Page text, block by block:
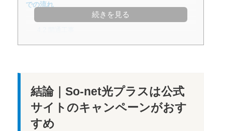
での流れ
公式サイトから申し込む
続きを見る
結論｜So-net光プラスは公式
サイトのキャンペーンがおす
すめ